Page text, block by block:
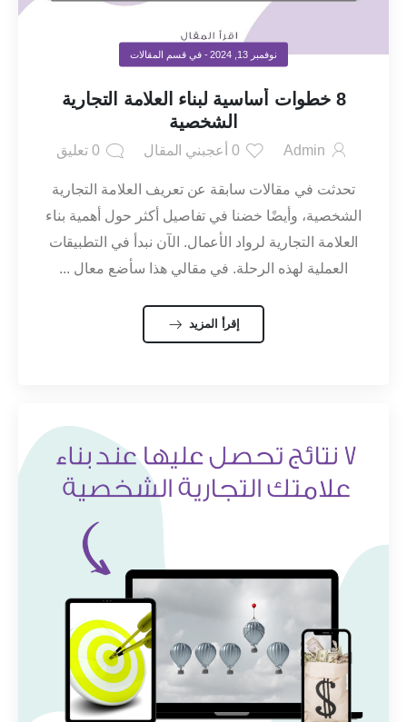
نوفمبر 13, 2024 - في قسم المقالات
8 خطوات أساسية لبناء العلامة التجارية
الشخصية
Admin
0أعجبني المقال 0 تعليق
تحدثت في مقالات سابقة عن تعريف العلامة التجارية
الشخصية، وأيضًا خضنا في تفاصيل أكثر حول أهمية بناء
العلامة التجارية لرواد الأعمال. الآن نبدأ في التطبيقات
العملية لهذه الرحلة. في مقالي هذا سأضع معال ...
إقرأ المزيد